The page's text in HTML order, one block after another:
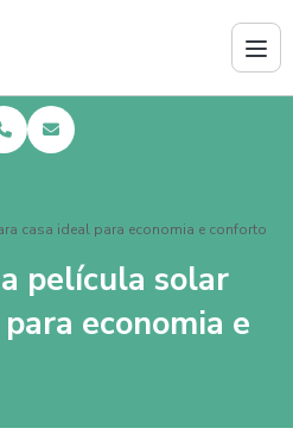
casa ideal para economia e conforto
película solar
economia e